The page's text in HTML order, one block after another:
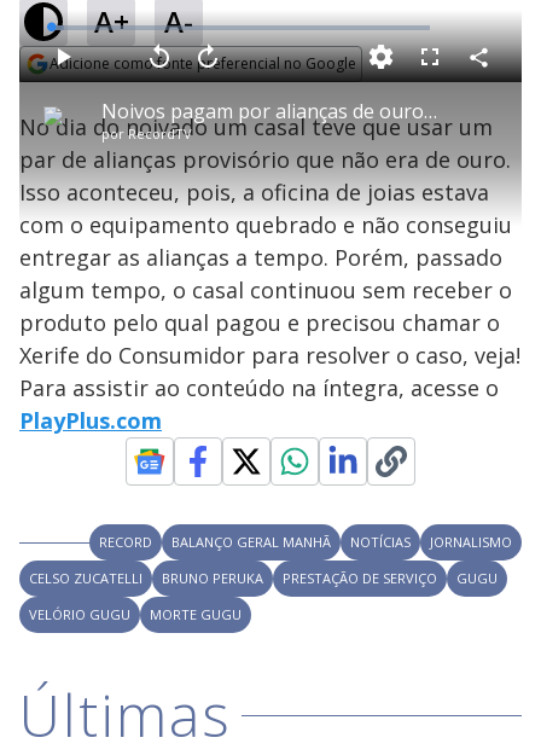
A+ A-
Adicione como fonte preferencial no Google
P
l
a
y
V
i
d
e
o
Noivos pagam por alianças de ouro mas acabam recebendo uma bijuteria
por RecordTV
P V
t
a
r
0
e
g
n
d
o
A
n
ç
a
1
s
e
u
n
o
s
M
d
o
L
o
a
d
e
3
.
4
%
F
l
s
c
e
n
C
o
a
r
i
l
a
No dia do noivado um casal teve que usar um
par de alianças provisório que não era de ouro.
Isso aconteceu, pois, a oficina de joias estava
com o equipamento quebrado e não conseguiu
entregar as alianças a tempo. Porém, passado
algum tempo, o casal continuou sem receber o
produto pelo qual pagou e precisou chamar o
Xerife do Consumidor para resolver o caso, veja!
Para assistir ao conteúdo na íntegra, acesse o
PlayPlus.com
RECORD BALANÇO GERAL MANHÃ NOTÍCIAS
JORNALISMO
CELSO ZUCATELLI
BRUNO PERUKA PRESTAÇÃO DE SERVIÇO
GUGU
VELÓRIO GUGU
MORTE GUGU
Últimas